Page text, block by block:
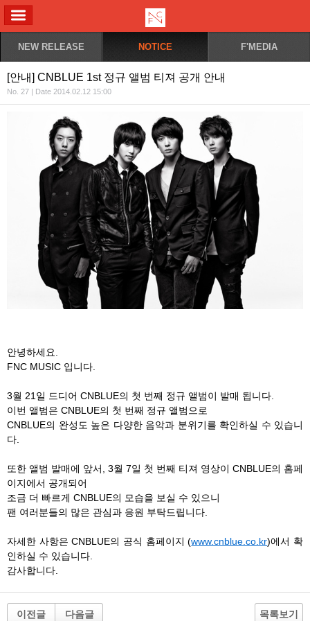
NEW RELEASE NOTICE F'MEDIA
[안내] CNBLUE 1st 정규 앨범 티져 공개 안내
No. 27 | Date 2014.02.12 15:00
안녕하세요.
FNC MUSIC 입니다.
3월 21일 드디어 CNBLUE의 첫 번째 정규 앨범이 발매 됩니다.
이번 앨범은 CNBLUE의 첫 번째 정규 앨범으로
CNBLUE의 완성도 높은 다양한 음악과 분위기를 확인하실 수 있습니
다.
또한 앨범 발매에 앞서, 3월 7일 첫 번째 티져 영상이 CNBLUE의 홈페
이지에서 공개되어
조금 더 빠르게 CNBLUE의 모습을 보실 수 있으니
팬 여러분들의 많은 관심과 응원 부탁드립니다.
자세한 사항은 CNBLUE의 공식 홈페이지 (www.cnblue.co.kr)에서 확
인하실 수 있습니다.
감사합니다.
이전글 다음글 목록보기